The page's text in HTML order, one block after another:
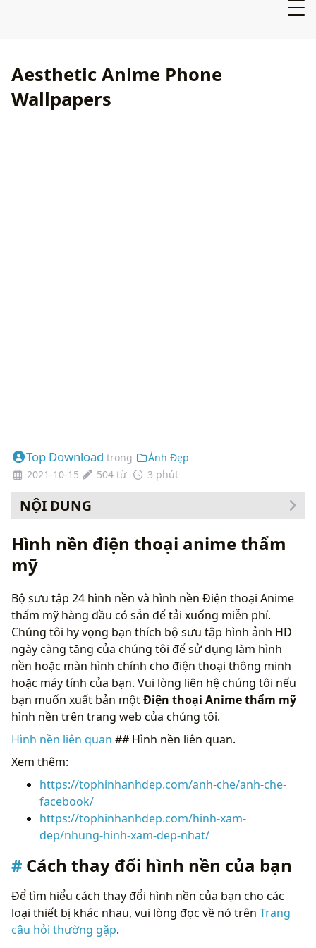
Aesthetic Anime Phone
Wallpapers
Top Download trong
Ảnh Đẹp
2021-10-15
504 từ 3 phút
NỘI DUNG
Hình nền điện thoại anime thẩm
mỹ
Bộ sưu tập 24 hình nền và hình nền Điện thoại Anime
thẩm mỹ hàng đầu có sẵn để tải xuống miễn phí.
Chúng tôi hy vọng bạn thích bộ sưu tập hình ảnh HD
ngày càng tăng của chúng tôi để sử dụng làm hình
nền hoặc màn hình chính cho điện thoại thông minh
hoặc máy tính của bạn. Vui lòng liên hệ chúng tôi nếu
bạn muốn xuất bản mộtĐiện thoại Anime thẩm mỹ
hình nền trên trang web của chúng tôi.
Hình nền liên quan ## Hình nền liên quan.
Xem thêm:
https://tophinhanhdep.com/anh-che/anh-che-
facebook/
https://tophinhanhdep.com/hinh-xam-
dep/nhung-hinh-xam-dep-nhat/
Cách thay đổi hình nền của bạn
Để tìm hiểu cách thay đổi hình nền của bạn cho các
loại thiết bị khác nhau, vui lòng đọc về nó trên Trang
câu hỏi thường gặp.